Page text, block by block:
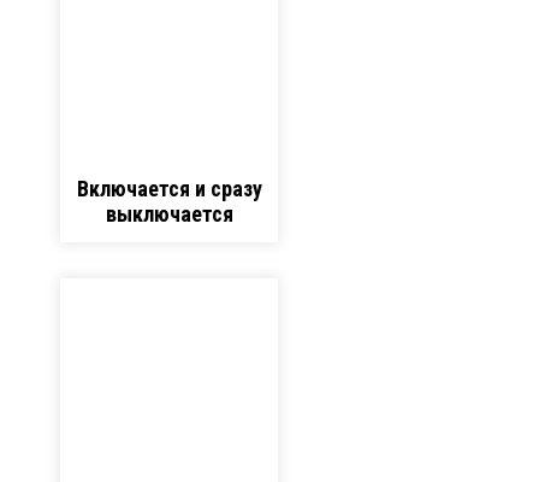
Включается и сразу
выключается